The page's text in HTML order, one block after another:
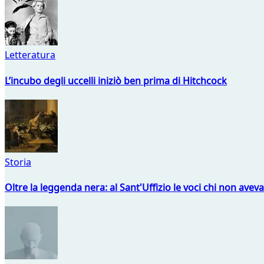
Letteratura
L’incubo degli uccelli iniziò ben prima di Hitchcock
Storia
Oltre la leggenda nera: al Sant'Uffizio le voci chi non